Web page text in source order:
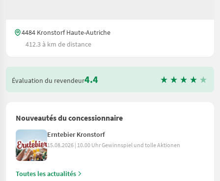
4484 Kronstorf Haute-Autriche
412.3 à km de distance
Évaluation du revendeur4.4
Nouveautés du concessionnaire
Erntebier Kronstorf
15.08.2026 | 10.00 Uhr Gewinnspiel und tolle Aktionen
Toutes les actualités